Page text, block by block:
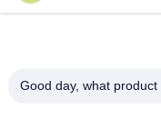
Good day, what